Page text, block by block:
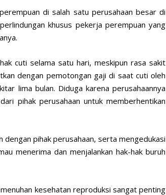
di salah satu perusahaan besar di
khusus pekerja perempuan yang
cuti selama satu hari, meskipun rasa sakit
dengan pemotongan gaji di saat cuti oleh
lima bulan. Diduga karena perusahaannya
pihak perusahaan untuk memberhentikan
dengan pihak perusahaan, serta mengedukasi
menerima dan menjalankan hak-hak buruh
kesehatan reproduksi sangat penting